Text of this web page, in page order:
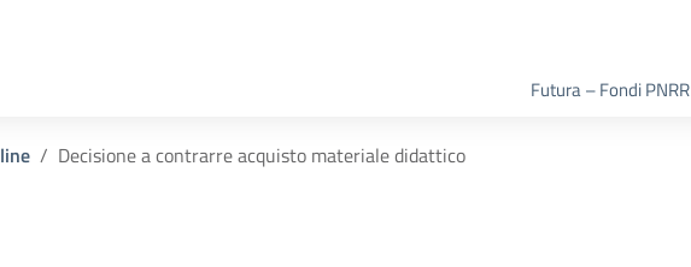
Futura – Fondi PNRR
Decisione a contrarre acquisto materiale didattico